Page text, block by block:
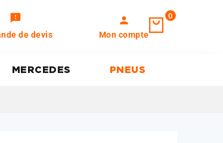
feedback
de devis
person
Mon compte
0
MERCEDES PNEUS